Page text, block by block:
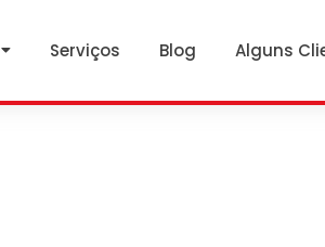
Serviços Blog Alguns